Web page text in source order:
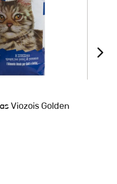
Viozois Golden